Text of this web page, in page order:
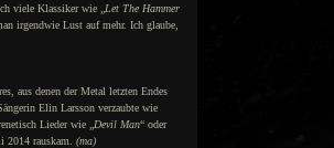
viele Klassiker wie „ Let The Hammer
irgendwie Lust auf mehr. Ich glaube,
aus denen der Metal letzten Endes
Elin Larsson verzaubte wie
Lieder wie „ Devil Man“ oder
2014 rauskam. (ma)